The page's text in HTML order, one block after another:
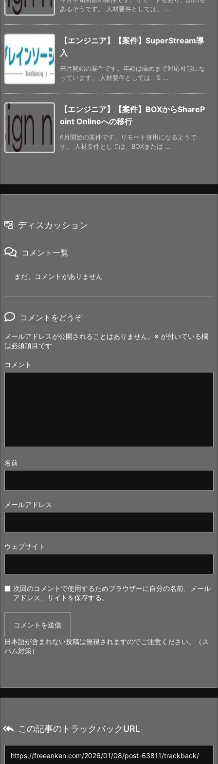
あるそうです。 人材要件としては、 ...
【エンジニア】【案件】SuperStream導
入
来月開始の案件です。年齢は高めまで対応可能にな
っています。 人材要件としては、S ...
【エンジニア】【案件】BOXからShareP
oint Onlineへの移行
6月開始の案件です。リモート併用になるようで
す。 人材要件としては、BOXまたは ...
ディスカッション
コメント一覧
まだ、コメントがありません
コメントをどうぞ
メールアドレスが公開されることはありません。 ※ が付いている欄
は必須項目です
コメント
名前
メールアドレス
ウェブサイト
次回のコメントで使用するためブラウザーに自分の名前、メール
アドレス、サイトを保存する。
日本語が含まれない投稿は無視されますのでご注意ください。（ス
パム対策）
 この記事のトラックバックURL